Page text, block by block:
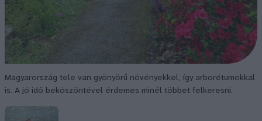
Magyarország tele van gyönyörű növényekkel, így arborétumokkal
is. A jó idő beköszöntével érdemes minél többet felkeresni.